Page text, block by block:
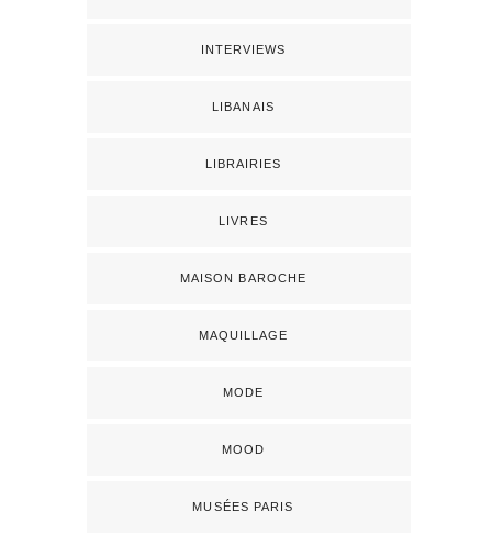
INTERVIEWS
LIBANAIS
LIBRAIRIES
LIVRES
MAISON BAROCHE
MAQUILLAGE
MODE
MOOD
MUSÉES PARIS